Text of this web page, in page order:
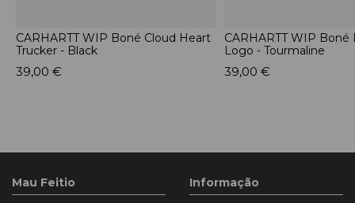
CARHARTT WIP Boné Cloud Heart
Trucker - Black
39,00 €
CARHARTT WIP Boné
Logo - Tourmaline
39,00 €
Mau Feitio Informação